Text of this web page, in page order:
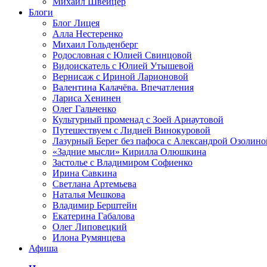
Блоги
Блог Лицея
Алла Нестеренко
Михаил Гольденберг
Родословная с Юлией Свинцовой
Видоискатель с Юлией Утышевой
Вернисаж с Ириной Ларионовой
Валентина Калачёва. Впечатления
Лариса Хенинен
Олег Гальченко
Культурный променад с Зоей Арнаутовой
Путешествуем с Лидией Винокуровой
Лазурный Берег без пафоса с Александрой
«Задние мысли» Кирилла Олюшкина
Застолье с Владимиром Софиенко
Ирина Савкина
Светлана Артемьева
Наталья Мешкова
Владимир Берштейн
Екатерина Габалова
Олег Липовецкий
Илона Румянцева
Афиша